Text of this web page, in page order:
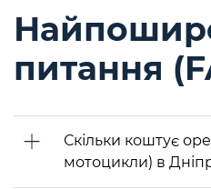
питання
Скільки коштує
мотоцикли) в